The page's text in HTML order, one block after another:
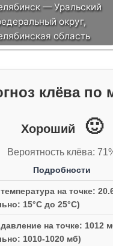
— Уральский
округ,
область
клёва по
Хороший 🙂
Вероятность клёва:
Подробности
на точке:
15°C до 25°C)
на точке: 1012
1010-1020 мб)